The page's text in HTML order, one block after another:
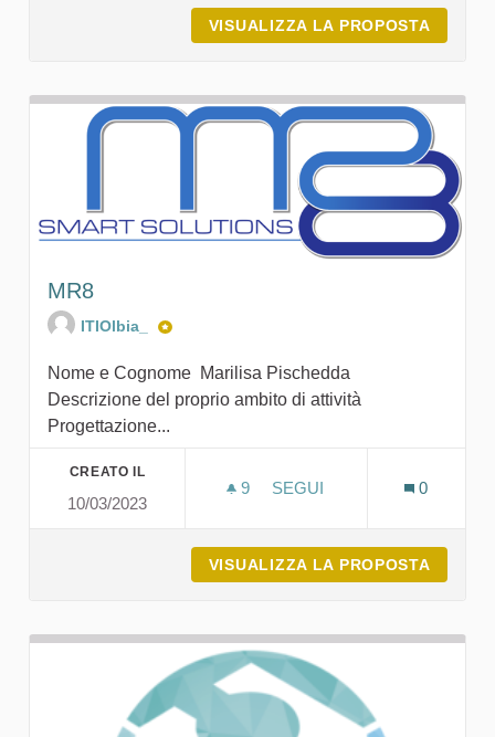
VISUALIZZA LA PROPOSTA
MR8
ITIOlbia_
Nome e Cognome Marilisa Pischedda
Descrizione del proprio ambito di attività
Progettazione...
CREATO IL
10/03/2023
9 9 SOSTENITORI
SEGUI
0
VISUALIZZA LA PROPOSTA